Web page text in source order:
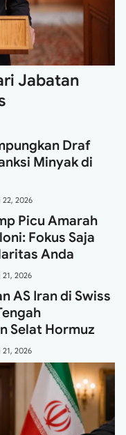
Jabatan
Draf
Minyak di
22, 2026
Picu Amarah
Fokus Saja
Anda
21, 2026
AS Iran di Swiss
Selat Hormuz
21, 2026